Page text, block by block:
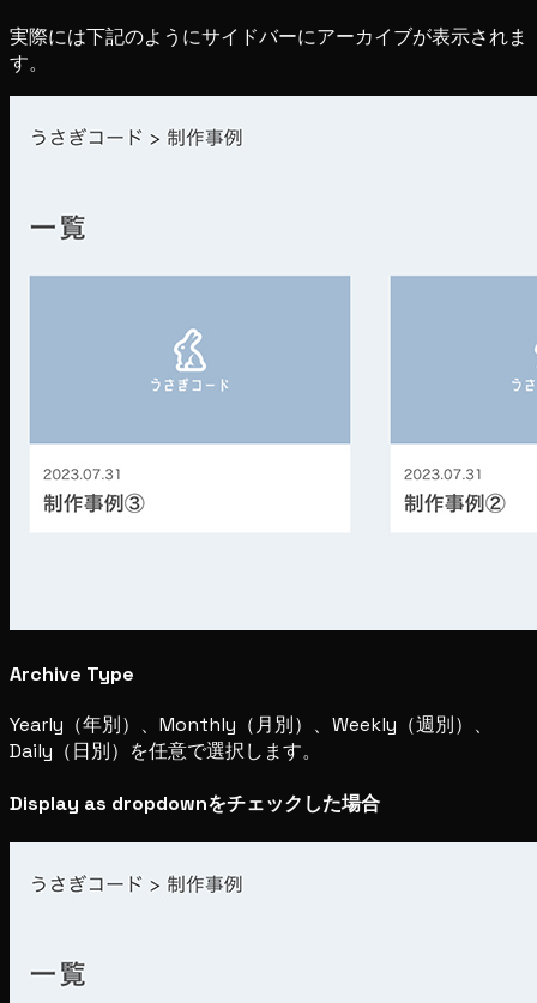
実際には下記のようにサイドバーにアーカイブが表示されま
す。
Archive Type
Yearly（年別）、Monthly（月別）、Weekly（週別）、
Daily（日別）を任意で選択します。
Display as dropdownをチェックした場合